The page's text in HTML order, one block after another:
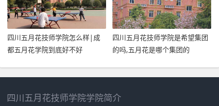
四川五月花技师学院怎么样|成
都五月花学院到底好不好
四川五月花技师学院是希望集团
的吗,五月花是哪个集团的
四川五月花技师学院学院简介